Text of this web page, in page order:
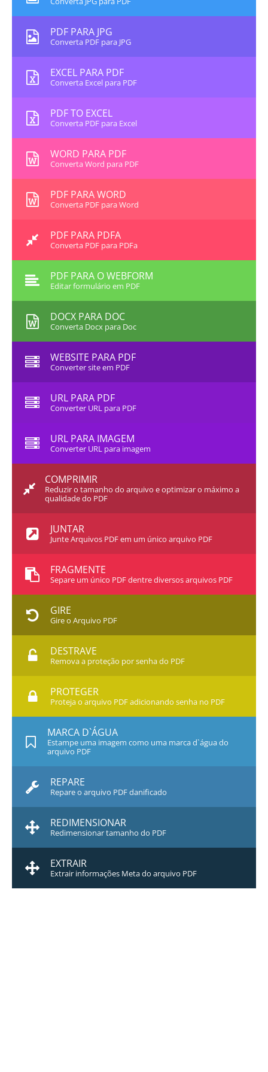
PDF PARA JPG
Converta PDF para JPG
EXCEL PARA PDF
Converta Excel para PDF
PDF TO EXCEL
Converta PDF para Excel
WORD PARA PDF
Converta Word para PDF
PDF PARA WORD
Converta PDF para Word
PDF PARA PDFA
Converta PDF para PDFa
PDF PARA O WEBFORM
Editar formulário em PDF
DOCX PARA DOC
Converta Docx para Doc
WEBSITE PARA PDF
Converter site em PDF
URL PARA PDF
Converter URL para PDF
URL PARA IMAGEM
Converter URL para imagem
COMPRIMIR
Reduzir o tamanho do arquivo e optimizar o máximo a
qualidade do PDF
JUNTAR
Junte Arquivos PDF em um único arquivo PDF
FRAGMENTE
Separe um único PDF dentre diversos arquivos PDF
GIRE
Gire o Arquivo PDF
DESTRAVE
Remova a proteção por senha do PDF
PROTEGER
Proteja o arquivo PDF adicionando senha no PDF
MARCA D`ÁGUA
Estampe uma imagem como uma marca d`água do
arquivo PDF
REPARE
Repare o arquivo PDF danificado
REDIMENSIONAR
Redimensionar tamanho do PDF
EXTRAIR
Extrair informações Meta do arquivo PDF